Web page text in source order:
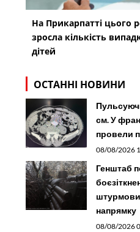
На Прикарпатті цього
зросла кількість
дітей
ОСТАННІ НОВИНИ
см. У
провели
08/08/2026
Генштаб
напрямку
08/08/2026